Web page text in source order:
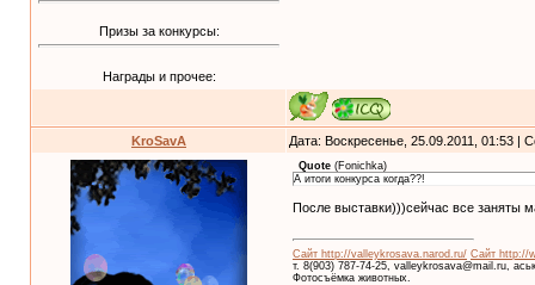
Призы за конкурсы:
Награды и прочее:
KroSavA Дата: Воскресенье, 25.09.2011, 01:53 |
Quote (Fonichka)
А итоги конкурса когда??!
После выставки)))сейчас все заняты
Сайт http://valleykrosava.narod.ru/ Сайт http://
т. 8(903) 787-74-25, valleykrosava@mail.ru,
Фотосъёмка животных.